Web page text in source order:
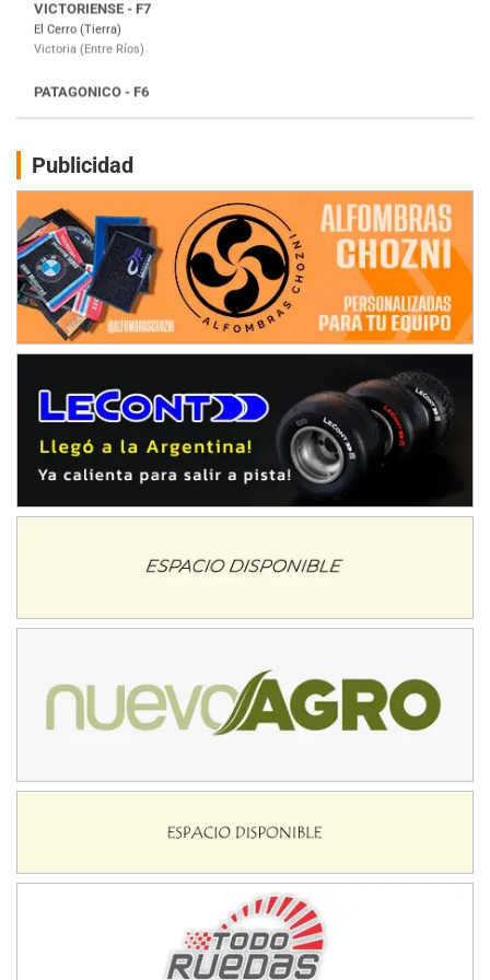
Moto Club Reginense (Tierra)
Gral. E. Godoy (Río Negro)
Juventud Unida (Tierra)
Humboldt (Santa Fe)
NORESTE SANTAFESINO - F6
Ciudad de Avellaneda (Asfalto)
SUR SANTAFESINO - F4
José Samuel Sánchez (Tierra)
Rufino (Santa Fe)
TUCUMANO - F5
Juan Navarro (Asfalto)
COBERTURA ESPECIAL DE E-KART.COM.AR
08/09-AGO
IAME SERIES ARGENTINA 6
Ramiro Tot (Asfalto)
Baradero (Buenos Aires)
Ciudad de Trenque Lauquen (Asfalto)
ENTRERRIANO - F6 (POSTERGADA)
VICTORIENSE - F7
El Cerro (Tierra)
PATAGONICO - F6
Gral. E. Godoy (Río Negro)
CSK - F7
NORESTE SANTAFESINO - F6
Publicidad